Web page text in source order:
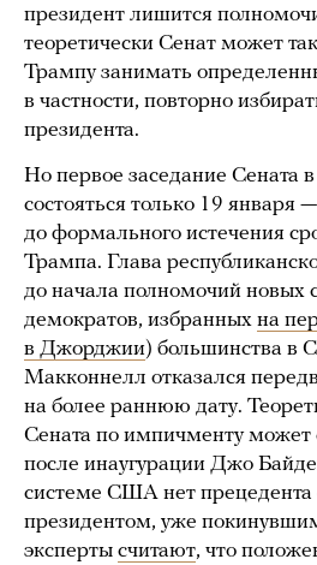
президент лишится
теоретически Сенат может
Трампу занимать
в частности, повторно
президента.
Но первое заседание Сената
состояться только 19 января
до формального истечения
Трампа. Глава
до начала полномочий новых
демократов, избранных на
в Джорджии) большинства в
Макконнелл отказался
на более раннюю дату.
Сената по импичменту может
после инаугурации Джо
системе США нет прецедента
президентом, уже
эксперты считают, что